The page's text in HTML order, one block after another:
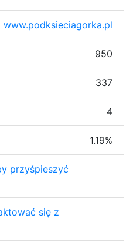
www.podksieciagorka.pl
950
337
4
1.19%
przyśpieszyć
się z